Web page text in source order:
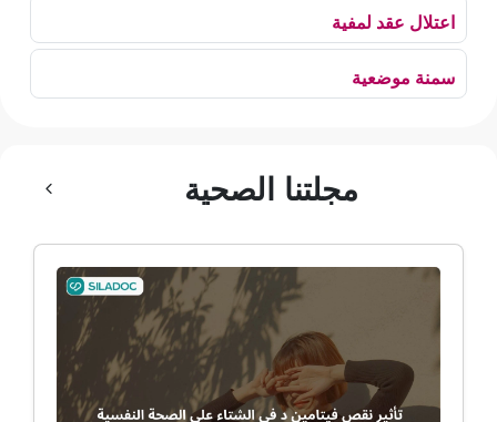
اعتلال عقد لمفية
سمنة موضعية
ألم وعائي وجهي
ضمور عصبي ألمي
حساسية
مجلتنا الصحية